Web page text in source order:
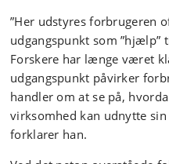
”Her udstyres forbrugeren
udgangspunkt som ”hjælp”
Forskere har længe været
udgangspunkt påvirker
handler om at se på,
virksomhed kan udnytte
forklarer han.